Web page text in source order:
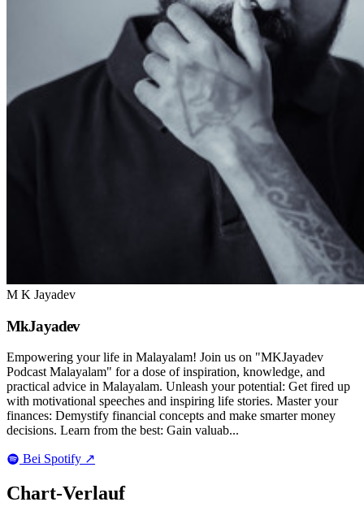
M K Jayadev
MkJayadev
Empowering your life in Malayalam! Join us on "MKJayadev
Podcast Malayalam" for a dose of inspiration, knowledge, and
practical advice in Malayalam. Unleash your potential: Get fired up
with motivational speeches and inspiring life stories. Master your
finances: Demystify financial concepts and make smarter money
decisions. Learn from the best: Gain valuab...
Bei Spotify ↗
Chart-Verlauf